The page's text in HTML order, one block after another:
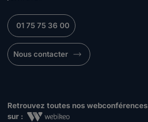
01 75 75 36 00
Nous contacter
Retrouvez toutes nos webconférences
sur :